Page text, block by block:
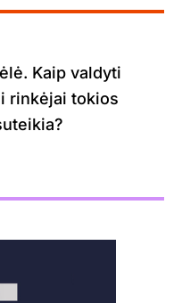
Kaip valdyti
rinkėjai tokios